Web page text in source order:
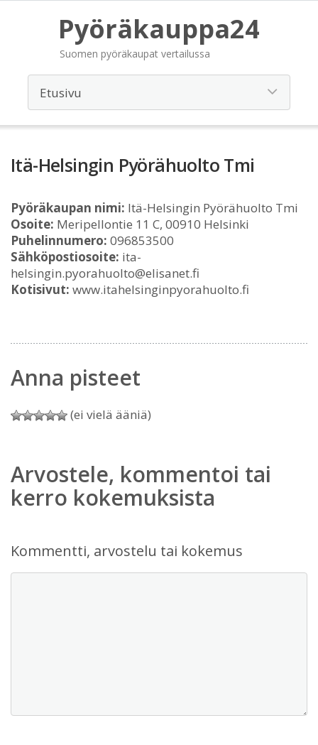
Pyöräkauppa24
Suomen pyöräkaupat vertailussa
Itä-Helsingin Pyörähuolto Tmi
Pyöräkaupan nimi: Itä-Helsingin Pyörähuolto Tmi
Osoite: Meripellontie 11 C, 00910 Helsinki
Puhelinnumero: 096853500
Sähköpostiosoite: ita-
helsingin.pyorahuolto@elisanet.fi
Kotisivut: www.itahelsinginpyorahuolto.fi
Anna pisteet
(ei vielä ääniä)
Arvostele, kommentoi tai
kerro kokemuksista
Kommentti, arvostelu tai kokemus